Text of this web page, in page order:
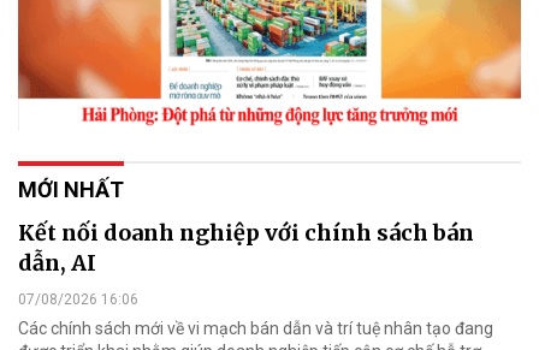
MỚI NHẤT
Kết nối doanh nghiệp với chính sách bán
dẫn, AI
07/08/2026 16:06
Các chính sách mới về vi mạch bán dẫn và trí tuệ nhân tạo đang